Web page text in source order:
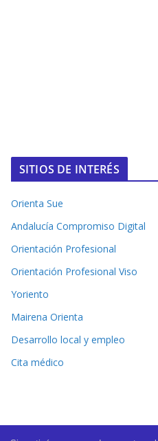
SITIOS DE INTERÉS
Orienta Sue
Andalucía Compromiso Digital
Orientación Profesional
Orientación Profesional Viso
Yoriento
Mairena Orienta
Desarrollo local y empleo
Cita médico